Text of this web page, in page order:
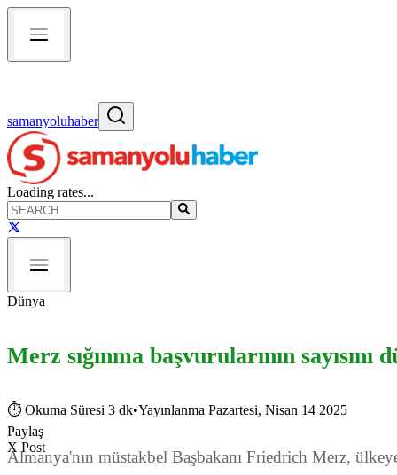
samanyoluhaber
Loading rates...
Dünya
Merz sığınma başvurularının
⏱ Okuma Süresi 3 dk•Yayınlanma Pazartesi, Nisan 14 2025
Paylaş
X Post
Almanya'nın müstakbel Başbakanı Friedrich Merz,